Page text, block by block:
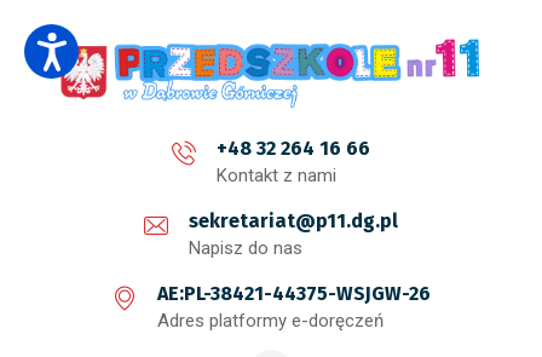
+48 32 264 16 66
Kontakt z nami
sekretariat@p11.dg.pl
Napisz do nas
AE:PL-38421-44375-WSJGW-26
Adres platformy e-doręczeń